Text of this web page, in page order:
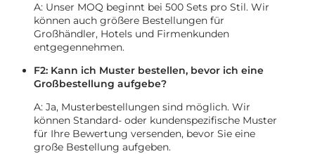
A: Unser MOQ beginnt bei 500 Sets pro Stil. Wir
können auch größere Bestellungen für
Großhändler, Hotels und Firmenkunden
entgegennehmen.
F2: Kann ich Muster bestellen, bevor ich eine
Großbestellung aufgebe?
A: Ja, Musterbestellungen sind möglich. Wir
können Standard- oder kundenspezifische Muster
für Ihre Bewertung versenden, bevor Sie eine
große Bestellung aufgeben.